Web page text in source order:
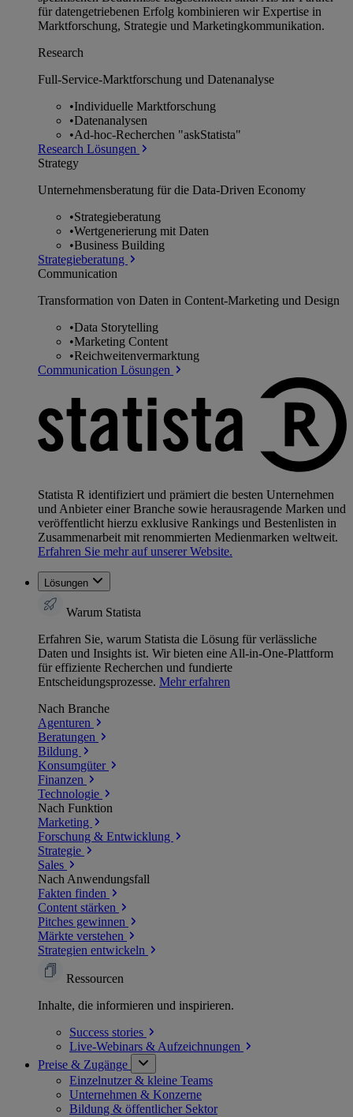
für datengetriebenen Erfolg kombinieren wir Expertise in
Marktforschung, Strategie und Marketingkommunikation.
Research
Full-Service-Marktforschung und Datenanalyse
•Individuelle Marktforschung
•Datenanalysen
•Ad-hoc-Recherchen "askStatista"
Research Lösungen
Strategy
Unternehmens­beratung für die Data-Driven Economy
•Strategieberatung
•Wertgenerierung mit Daten
•Business Building
Strategieberatung
Communication
Transformation von Daten in Content-Marketing und Design
•Data Storytelling
•Marketing Content
•Reichweitenvermarktung
Communication Lösungen
Statista R identifiziert und prämiert die besten Unternehmen
und Anbieter einer Branche sowie herausragende Marken und
veröffentlicht hierzu exklusive Rankings und Bestenlisten in
Zusammenarbeit mit renommierten Medienmarken weltweit.
Erfahren Sie mehr auf unserer Website.
Lösungen
Warum Statista
Erfahren Sie, warum Statista die Lösung für verlässliche
Daten und Insights ist. Wir bieten eine All-in-One-Plattform
für effiziente Recherchen und fundierte
Entscheidungsprozesse. Mehr erfahren
Nach Branche
Agenturen
Beratungen
Bildung
Konsumgüter
Finanzen
Technologie
Nach Funktion
Marketing
Forschung & Entwicklung
Strategie
Sales
Nach Anwendungsfall
Fakten finden
Content stärken
Pitches gewinnen
Märkte verstehen
Strategien entwickeln
Ressourcen
Inhalte, die informieren und inspirieren.
Success stories
Live-Webinars & Aufzeichnungen
Preise & Zugänge
Einzelnutzer & kleine Teams
Unternehmen & Konzerne
Bildung & öffentlicher Sektor